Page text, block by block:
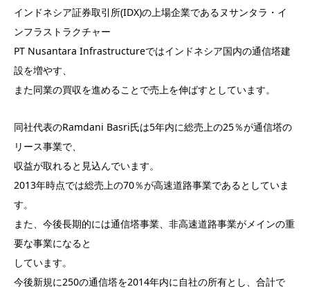
インドネシア証券取引所(IDX)の上場企業であるヌサンタラ・イ
ンフラストラクチャー
PT Nusantara Infrastructureではインドネシア国内の通信塔建
設を増やす、
また同業の買収を進めることで売上を伸ばすとしています。
同社代表のRamdani Basri氏は5年内に総売上の25％が通信塔の
リース事業で、
収益が取れると見込んでいます。
2013年時点では総売上の70％が高速道路事業であるとしていま
す。
また、今後長期的には通信塔事業、非高速道路事業がメインの重
要な事業になると
しています。
今後新規に250の通信塔を2014年内に自社の所有とし、合計で